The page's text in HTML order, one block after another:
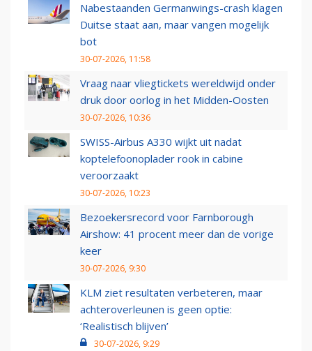
Nabestaanden Germanwings-crash klagen
Duitse staat aan, maar vangen mogelijk
bot
30-07-2026, 11:58
Vraag naar vliegtickets wereldwijd onder
druk door oorlog in het Midden-Oosten
30-07-2026, 10:36
SWISS-Airbus A330 wijkt uit nadat
koptelefoonoplader rook in cabine
veroorzaakt
30-07-2026, 10:23
Bezoekersrecord voor Farnborough
Airshow: 41 procent meer dan de vorige
keer
30-07-2026, 9:30
KLM ziet resultaten verbeteren, maar
achteroverleunen is geen optie:
‘Realistisch blijven’
30-07-2026, 9:29